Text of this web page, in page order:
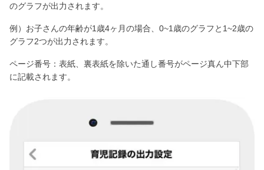
のグラフが出力されます。
例）お子さんの年齢が1歳4ヶ月の場合、0~1歳のグラフと1~2歳の
グラフ2つが出力されます。
ページ番号：表紙、裏表紙を除いた通し番号がページ真ん中下部
に記載されます。